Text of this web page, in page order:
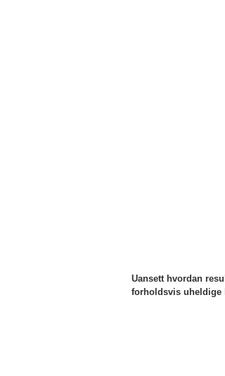
Uansett hvordan
forholdsvis uheldige